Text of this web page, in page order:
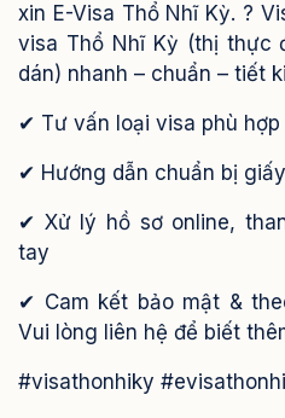
xin E-Visa Thổ Nhĩ Kỳ. ?
visa Thổ Nhĩ Kỳ (thị thực
dán) nhanh – chuẩn – tiết
✔ Tư vấn loại visa phù
✔ Hướng dẫn chuẩn bị
✔ Xử lý hồ sơ online,
tay
✔ Cam kết bảo mật &
Vui lòng liên hệ để biết
#visathonhiky